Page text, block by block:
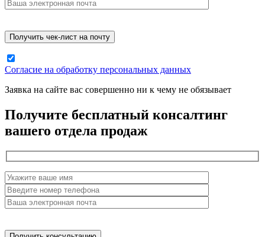
Согласие на обработку персональных данных
Заявка на сайте вас совершенно ни к чему не обязывает
Получите бесплатный консалтинг
вашего отдела продаж